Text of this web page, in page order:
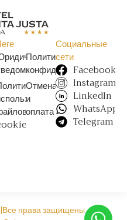
Политика
конфиденциальности
Отмена
и
оплата
Социальные
сети
Facebook
Instagram
LinkedIn
WhatsApp
Telegram
права защищены